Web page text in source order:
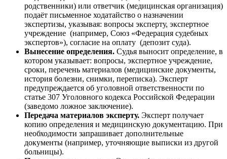
родственники) или ответчик (медицинская организация)
подаёт письменное ходатайство о назначении
экспертизы, указывая: вопросы эксперту, экспертное
учреждение (например, Союз «Федерация судебных
экспертов»), согласие на оплату (депозит суда).
Вынесение определения. Судья выносит определение, в
котором указывает: вопросы, экспертное учреждение,
сроки, перечень материалов (медицинские документы,
история болезни, снимки, переписка). Эксперт
предупреждается об уголовной ответственности по
статье 307 Уголовного кодекса Российской Федерации
(заведомо ложное заключение).
Передача материалов эксперту. Эксперт получает
копию определения и медицинскую документацию. При
необходимости запрашивает дополнительные
документы (например, уточняющие выписки из другой
больницы).